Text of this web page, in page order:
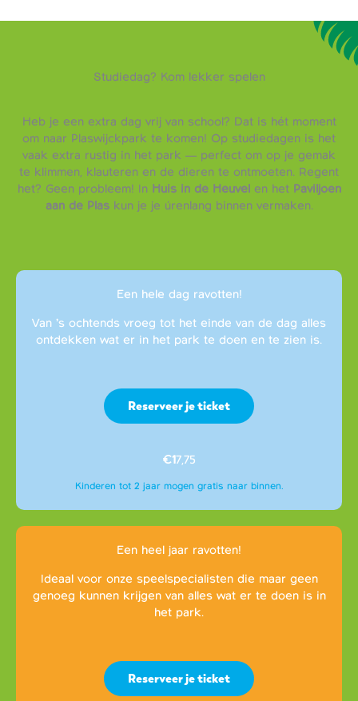
Studiedag? Kom lekker spelen
Heb je een extra dag vrij van school? Dat is hét moment
om naar Plaswijckpark te komen! Op studiedagen is het
vaak extra rustig in het park — perfect om op je gemak
te klimmen, klauteren en de dieren te ontmoeten. Regent
het? Geen probleem! In Huis in de Heuvelen het Paviljoen
aan de Plaskun je je úrenlang binnen vermaken.
Een hele dag ravotten!
Van ’s ochtends vroeg tot het einde van de dag alles
ontdekken wat er in het park te doen en te zien is.
Reserveer je ticket
€17,75
Kinderen tot 2 jaar mogen gratis naar binnen.
Een heel jaar ravotten!
Ideaal voor onze speelspecialisten die maar geen
genoeg kunnen krijgen van alles wat er te doen is in
het park.
Reserveer je ticket